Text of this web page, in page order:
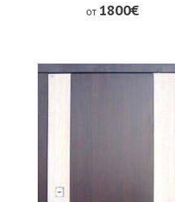
от 1800€